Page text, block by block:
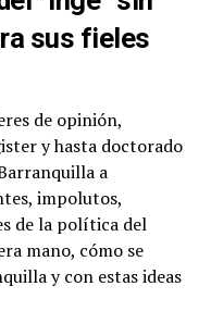
sus fieles
de opinión,
y hasta doctorado
a
impolutos,
de la política del
mano, cómo se
y con estas ideas